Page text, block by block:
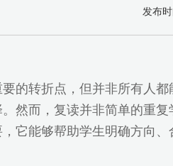
发布
的转折点，但并非所有人
然而，复读并非简单的重
它能够帮助学生明确方向